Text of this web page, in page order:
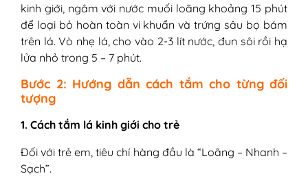
kinh giới, ngâm với nước muối loãng khoảng 15 phút
để loại bỏ hoàn toàn vi khuẩn và trứng sâu bọ bám
trên lá. Vò nhẹ lá, cho vào 2-3 lít nước, đun sôi rồi hạ
lửa nhỏ trong 5 – 7 phút.
Bước 2: Hướng dẫn cách tắm cho từng đối
tượng
1. Cách tắm lá kinh giới cho trẻ
Đối với trẻ em, tiêu chí hàng đầu là “Loãng – Nhanh –
Sạch”.